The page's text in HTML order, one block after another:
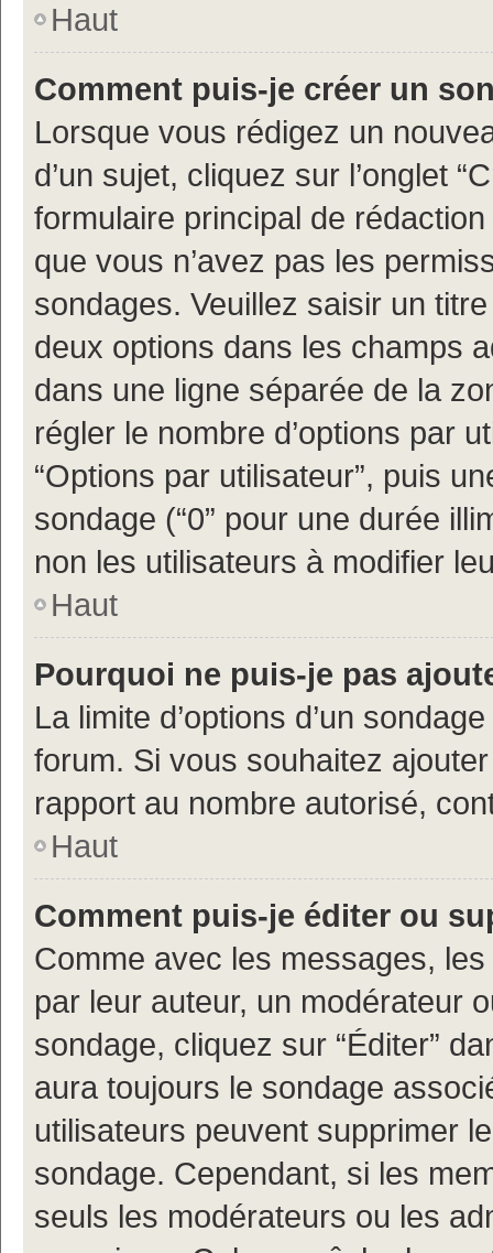
Haut
Comment puis-je créer un
Lorsque vous rédigez un
d’un sujet, cliquez sur l’onglet
formulaire principal de
que vous n’avez pas les
sondages. Veuillez saisir un
deux options dans les champs
dans une ligne séparée de la
régler le nombre d’options par
“Options par utilisateur”, puis
sondage (“0” pour une durée
non les utilisateurs à modifier
Haut
Pourquoi ne puis-je pas
La limite d’options d’un
forum. Si vous souhaitez
rapport au nombre autorisé,
Haut
Comment puis-je éditer ou
Comme avec les messages,
par leur auteur, un modérateur
sondage, cliquez sur “Éditer”
aura toujours le sondage
utilisateurs peuvent supprimer
sondage. Cependant, si les
seuls les modérateurs ou les